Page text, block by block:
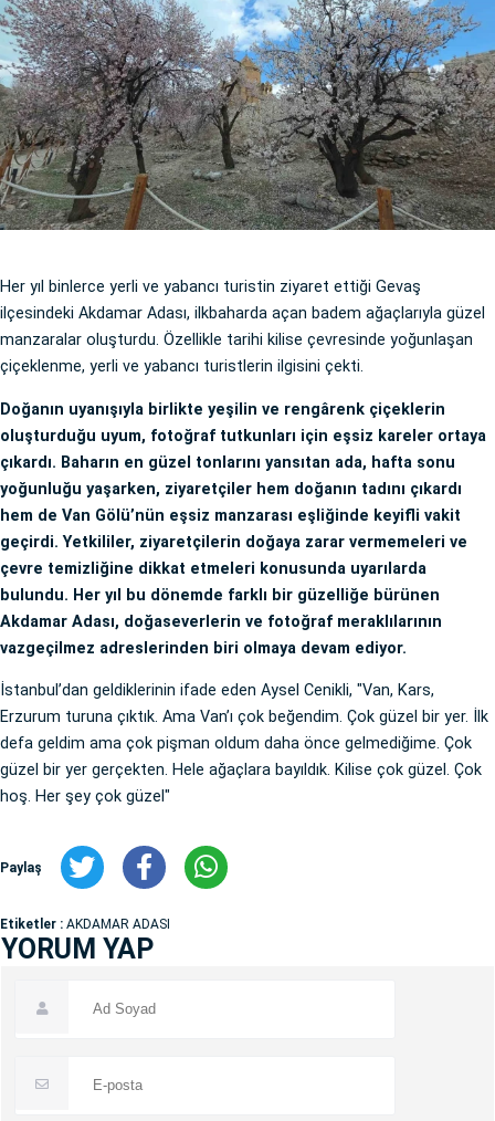
Her yıl binlerce yerli ve yabancı turistin ziyaret ettiği Gevaş
ilçesindeki Akdamar Adası, ilkbaharda açan badem ağaçlarıyla güzel
manzaralar oluşturdu. Özellikle tarihi kilise çevresinde yoğunlaşan
çiçeklenme, yerli ve yabancı turistlerin ilgisini çekti.
Doğanın uyanışıyla birlikte yeşilin ve rengârenk çiçeklerin
oluşturduğu uyum, fotoğraf tutkunları için eşsiz kareler ortaya
çıkardı. Baharın en güzel tonlarını yansıtan ada, hafta sonu
yoğunluğu yaşarken, ziyaretçiler hem doğanın tadını çıkardı
hem de Van Gölü’nün eşsiz manzarası eşliğinde keyifli vakit
geçirdi. Yetkililer, ziyaretçilerin doğaya zarar vermemeleri ve
çevre temizliğine dikkat etmeleri konusunda uyarılarda
bulundu. Her yıl bu dönemde farklı bir güzelliğe bürünen
Akdamar Adası, doğaseverlerin ve fotoğraf meraklılarının
vazgeçilmez adreslerinden biri olmaya devam ediyor.
İstanbul’dan geldiklerinin ifade eden Aysel Cenikli, "Van, Kars,
Erzurum turuna çıktık. Ama Van’ı çok beğendim. Çok güzel bir yer. İlk
defa geldim ama çok pişman oldum daha önce gelmediğime. Çok
güzel bir yer gerçekten. Hele ağaçlara bayıldık. Kilise çok güzel. Çok
hoş. Her şey çok güzel"
Paylaş
Etiketler : AKDAMAR ADASI
YORUM YAP